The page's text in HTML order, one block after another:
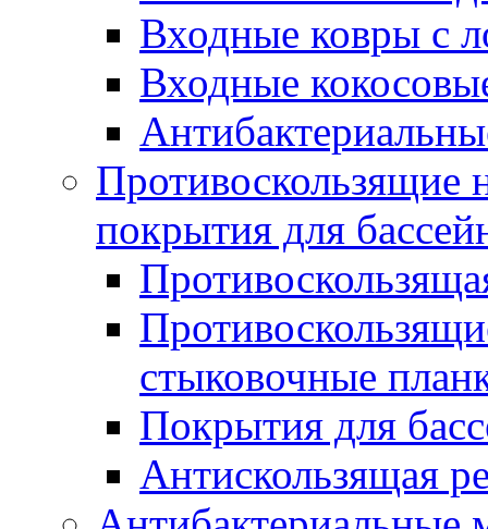
Входные ковры с
Входные
Противоскользящие
покрытия для
стыковочные
Покрытия для
Антискользящая